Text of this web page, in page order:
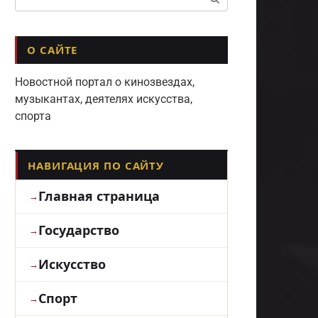
О САЙТЕ
Новостной портал о кинозвездах,
музыкантах, деятелях искусства,
спорта
НАВИГАЦИЯ ПО САЙТУ
Главная страница
Государство
Искусство
Спорт